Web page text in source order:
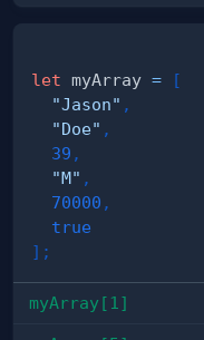
let myArray =
[
"Jason" ,
"Doe" ,
39 ,
"M" ,
70000 ,
true
] ;
myArray[1]